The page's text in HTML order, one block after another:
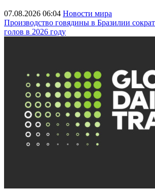
07.08.2026 06:04 Новости мира
Производство говядины в Бразилии
голов в 2026 году